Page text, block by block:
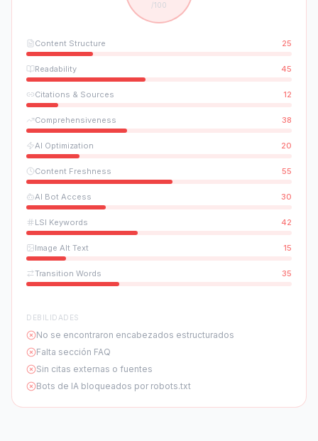
/100
Content Structure 25
Readability 45
Citations & Sources 12
Comprehensiveness 38
AI Optimization 20
Content Freshness 55
AI Bot Access 30
LSI Keywords 42
Image Alt Text 15
Transition Words 35
DEBILIDADES
No se encontraron encabezados estructurados
Falta sección FAQ
Sin citas externas o fuentes
Bots de IA bloqueados por robots.txt